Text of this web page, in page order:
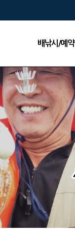
배낚시/예약